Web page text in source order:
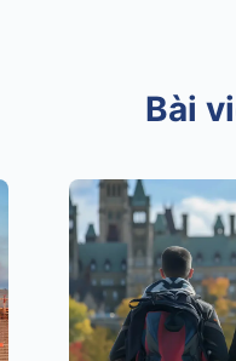
Bài